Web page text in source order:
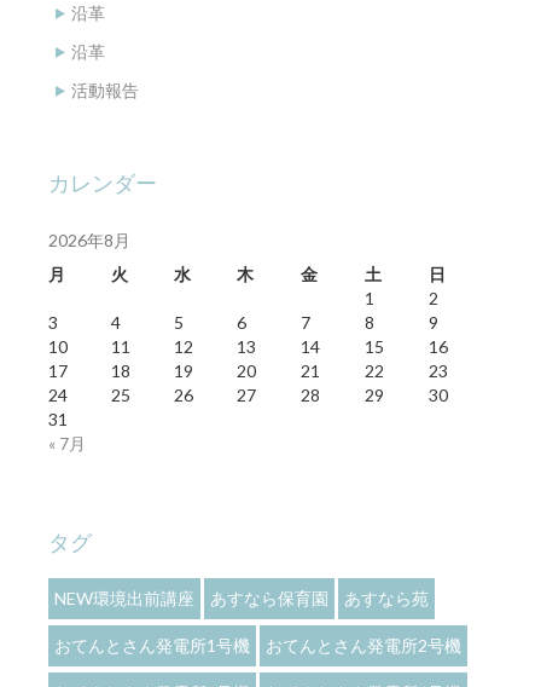
沿革
沿革
活動報告
カレンダー
2026年8月
月
火 水 木 金 土 日
« 7月
1
2
3
4 5 6 7 8
9
10
11 12 13 14 15
16
17
18 19 20 21 22
23
24
25 26 27 28 29
30
31
タグ
NEW環境出前講座 あすなら保育園 あすなら苑
おてんとさん発電所1号機 おてんとさん発電所2号機